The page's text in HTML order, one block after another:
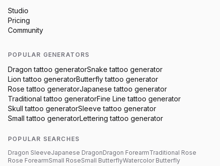
Studio
Pricing
Community
POPULAR GENERATORS
Dragon tattoo generatorSnake tattoo generator
Lion tattoo generatorButterflytattoo generator
Rose tattoo generatorJapanese tattoo generator
Traditional tattoo generatorFine Line tattoo generator
Skull tattoo generatorSleeve tattoo generator
Small tattoo generatorLettering tattoo generator
POPULAR SEARCHES
Dragon SleeveJapanese DragonDragon ForearmTraditional Rose
Rose ForearmSmall RoseSmall ButterflyWatercolor Butterfly